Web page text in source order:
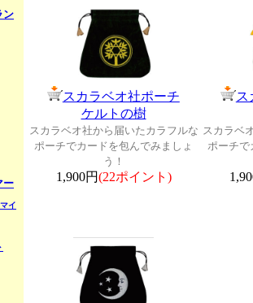
ン
ー
イ
スカラベオ社ポーチ
ケルトの樹
スカラベオ社から届いたカラフルな
ポーチでカードを包んでみましょ
う！
1,900円(22ポイント)
ス
スカラベ
ポーチで